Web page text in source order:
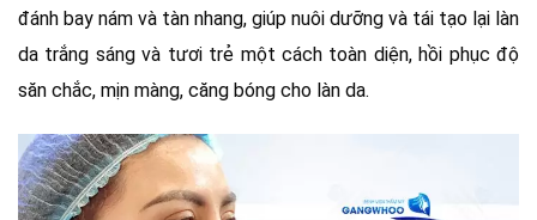
đánh bay nám và tàn nhang, giúp nuôi dưỡng và tái tạo lại làn
da trắng sáng và tươi trẻ một cách toàn diện, hồi phục độ
săn chắc, mịn màng, căng bóng cho làn da.